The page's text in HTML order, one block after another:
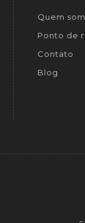
Quem
Ponto de
Contato
Blog